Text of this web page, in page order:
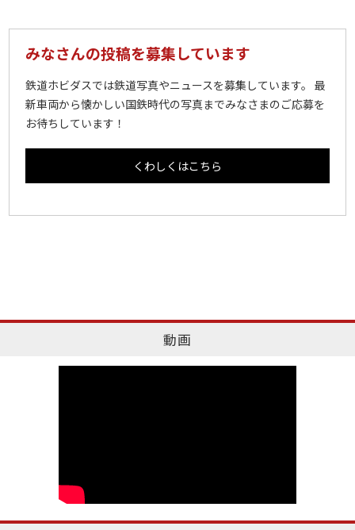
みなさんの投稿を募集しています
鉄道ホビダスでは鉄道写真やニュースを募集しています。 最
新車両から懐かしい国鉄時代の写真までみなさまのご応募を
お待ちしています！
くわしくはこちら
動画